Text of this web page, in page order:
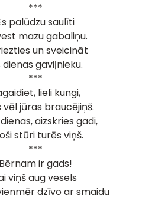
***
palūdzu saulīti
mazu gabaliņu.
un sveicināt
dienas gaviļnieku.
***
lieli kungi,
vēl jūras braucējiņš.
aizskries gadi,
stūri turēs viņš.
***
Bērnam ir gads!
viņš aug vesels
dzīvo ar smaidu